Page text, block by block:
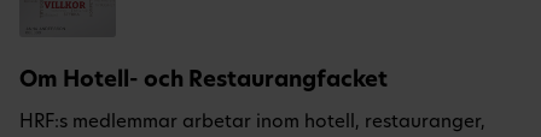
Om Hotell- och Restaurangfacket
HRF:s medlemmar arbetar inom hotell, restauranger,